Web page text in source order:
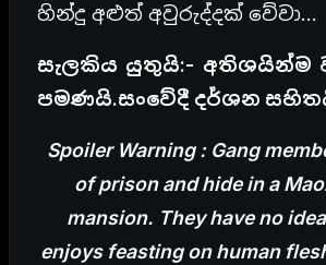
හින්දු අළුත් අවුරුද්දක් වේවා…
සැලකිය යුතුයි:- අතිශයින්ම
පමණයි.සංවේදී දර්ශන
Spoiler Warning : Gang
of prison and hide in a
mansion. They have no
enjoys feasting on human